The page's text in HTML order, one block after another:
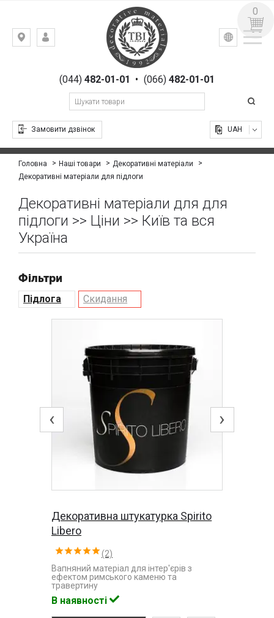
Київ,
Гоголівська,(044)482-01-01 • (066) 482-01-01
Замовити дзвінок
УКР РУС
UAH
0
Головна Наші товари
Декоративні матеріали
Декоративні матеріали для підлоги
Декоративні матеріали для для
підлоги >> Ціни >> Київ та вся
Україна
Фільтри
Підлога Скидання
‹ ›
Декоративна штукатурка Spirito
Libero
(2)
Вапняний матеріал для інтер'єрів з
ефектом римського каменю та
травертину
В наявності